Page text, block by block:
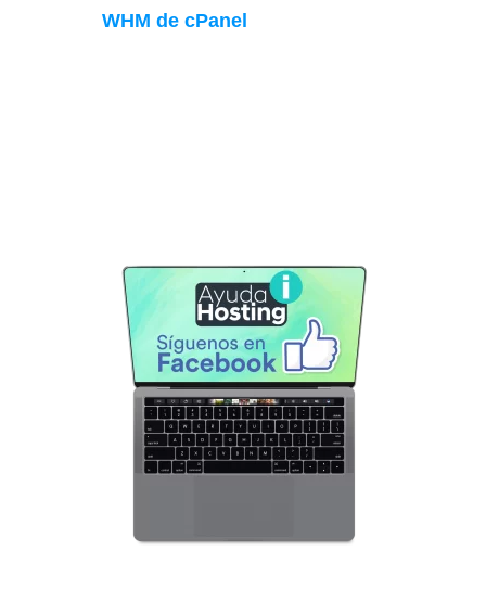
WHM de cPanel